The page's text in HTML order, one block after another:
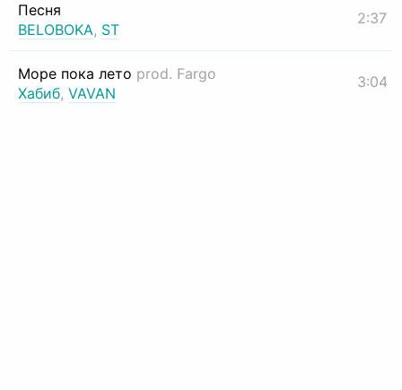
Песня
BELOBOKA, ST
2:37
Море пока лето prod. Fargo
Хабиб, VAVAN
3:04